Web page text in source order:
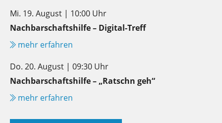
Mi. 19. August | 10:00 Uhr
Nachbarschaftshilfe – Digital-Treff
mehr erfahren
Do. 20. August | 09:30 Uhr
Nachbarschaftshilfe – „Ratschn geh“
mehr erfahren